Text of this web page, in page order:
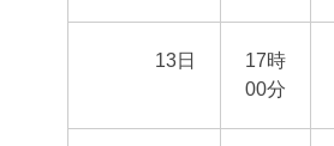
13日
17時
00分